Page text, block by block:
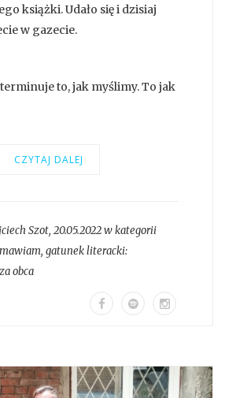
książki. Udało się i dzisiaj
w gazecie.
to, jak myślimy. To jak
CZYTAJ DALEJ
Szot, 20.05.2022 w kategorii
, gatunek literacki:
obca